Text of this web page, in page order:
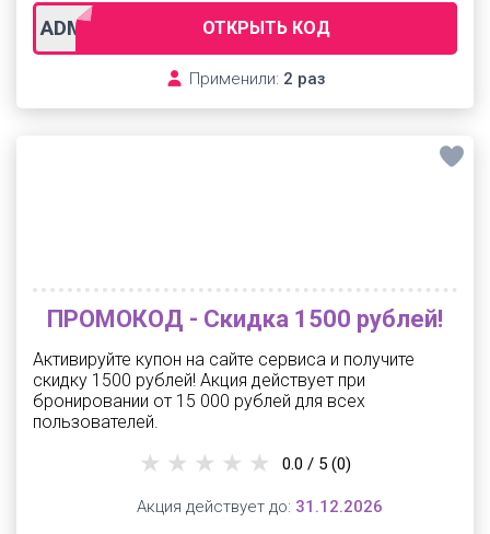
ADM-ALL-1000 ОТКРЫТЬ КОД
Применили: 2 раз
ПРОМОКОД - Скидка 1500 рублей!
Активируйте купон на сайте сервиса и получите
скидку 1500 рублей! Акция действует при
бронировании от 15 000 рублей для всех
пользователей.
0.0 / 5 (0)
Акция действует до: 31.12.2026